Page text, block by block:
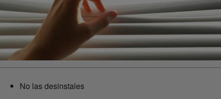
No las desinstales